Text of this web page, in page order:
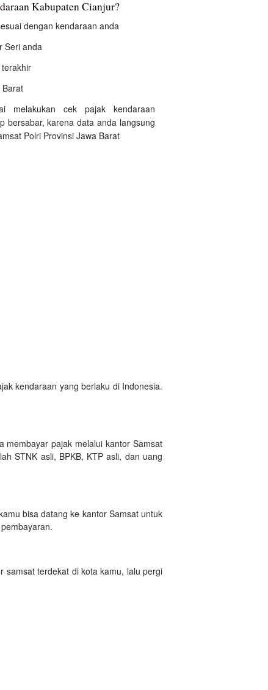
Kabupaten Cianjur?
dengan kendaraan anda
Seri anda
Barat
melakukan cek pajak kendaraan
bersabar, karena data anda langsung
Polri Provinsi Jawa Barat
kendaraan yang berlaku di Indonesia.
membayar pajak melalui kantor Samsat
STNK asli, BPKB, KTP asli, dan uang
bisa datang ke kantor Samsat untuk
samsat terdekat di kota kamu, lalu pergi